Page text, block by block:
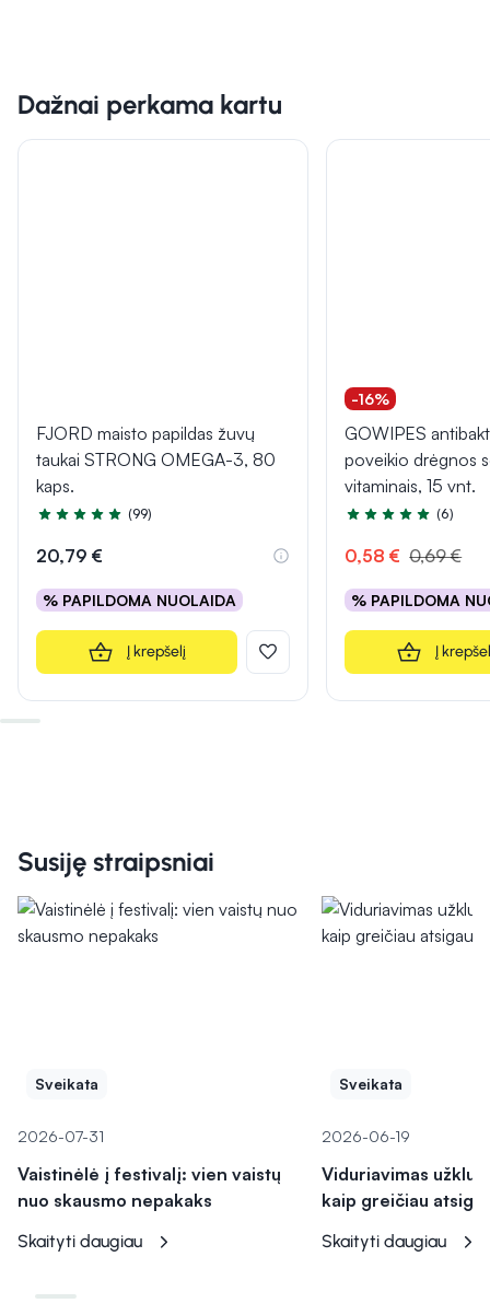
Dažnai perkama kartu
FJORD maisto papildas žuvų
taukai STRONG OMEGA-3, 80
kaps.
Įvertinimas 4.9 iš 5
(99)
20,79 €
% PAPILDOMA NUOLAIDA
Į krepšelį
-16%
GOWIPES
poveikio drėgnos
vitaminais, 15 vnt.
Įvertinimas 5.0 iš 5
(6)
0,58 € 0,69 €
% PAPILDOMA
Į
Susiję straipsniai
Sveikata
2026-07-31
Vaistinėlė į festivalį: vien vaistų
nuo skausmo nepakaks
Skaityti daugiau
Sveikata
2026-06-19
Viduriavimas
kaip greičiau
Skaityti daugiau